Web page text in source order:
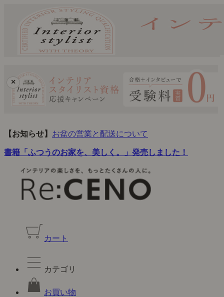
×
【お知らせ】 お盆の営業と配送について
書籍「ふつうのお家を、美しく。」発売しました！
カート
カテゴリ
お買い物